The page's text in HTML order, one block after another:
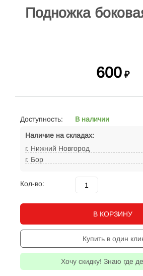
Подножка
600 ₽
Доступность:
В наличии
Наличие на складах:
г. Нижний Новгород
г. Бор
Кол-во:
В КОРЗИНУ
Купить в один
Хочу скидку! Знаю где